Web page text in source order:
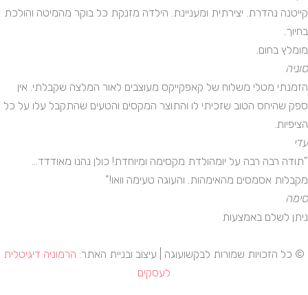
קייטנה נהדרת. יצירתית ומעניינת. הילדה מזנקת כל בוקר מהמיטה והולכת
בחיוך.
מומלץ בחום.
סוניה
הזמנתי מטלי משלוח של קאפקייקס מעוצבים לאור המלצה שקבלתי. אין
ספק שהיחס הטוב שזכיתי לו והתוצר המקסים והטעים שהתקבל עלו על כל
הציפיות.
עדי
"תודה רבה רבה על יומהולדת מקסימה ומיוחדת! כולן נהנו מאודדד...
מקבלות אסמסים מהאימהות. והעוגה טעימה וואו!"
סימה
ניתן לשלם באמצעות
© כל הזכויות שמורות לבקשועוגה | עיצוב ובניית האתר: הרמוניה דיגיטלית
לעסקים